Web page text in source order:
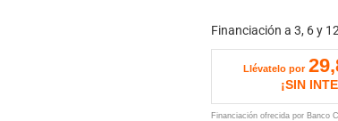
Financiación a 3, 6 y
Llévatelo por
¡SIN
Financiación ofrecida por Banco